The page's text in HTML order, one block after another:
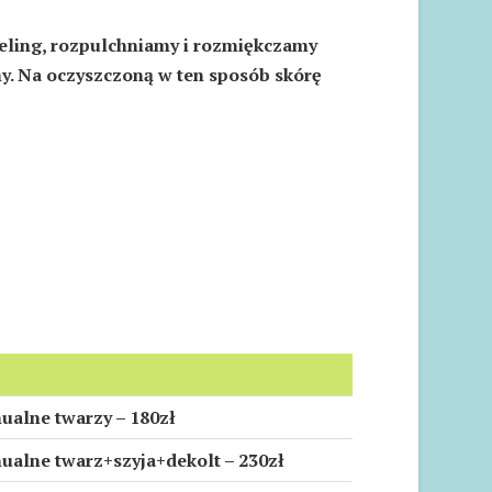
rozpulchniamy i rozmiękczamy
Na oczyszczoną w ten sposób skórę
twarzy – 180zł
twarz+szyja+dekolt – 230zł